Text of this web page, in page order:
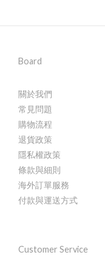
Board
關於我們
常見問題
購物流程
退貨政策
隱私權政策
條款與細則
海外訂單服務
付款與運送方式
Customer Service